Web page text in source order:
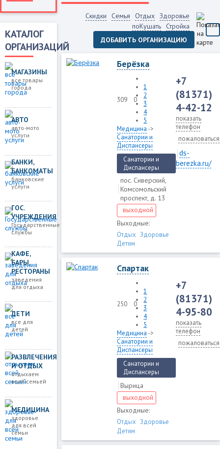
КАТАЛОГ
ОРГАНИЗАЦИЙ
МАГАЗИНЫ
все товары
города
АВТО
авто-мото
услуги
БАНКИ,
БАНКОМАТЫ
банковские
услуги
ГОС.
УЧРЕЖДЕНИЯ
Государственные
службы
КАФЕ,
БАРЫ,
РЕСТОРАНЫ
заведения
для отдыха
ДЕТИ
все для
детей
РАЗВЛЕЧЕНИЯ
И ОТДЫХ
отдыхаем
всей семьей
МЕДИЦИНА
здоровье
для всей
семьи
Скидки Семья Отдых Здоровье
поКушать Стройка
ДОБАВИТЬ ОРГАНИЗАЦИЮ
Берёзка
309 0
1
2
3
4
5
Медицина ->
Санатории и
Диспансеры
Санатории и
Диспансеры
пос. Сиверский,
Комсомольский
проспект, д. 13
выходной
Выходные:
Отдых Здоровье
Детям
+7
(81371)
4-42-12
показать
телефон
пожаловаться
ds-
berezka.ru/
Спартак
250 0
1
2
3
4
5
Медицина ->
Санатории и
Диспансеры
Санатории и
Диспансеры
Вырица
выходной
Выходные:
Отдых Здоровье
Детям
+7
(81371)
4-95-80
показать
телефон
пожаловаться